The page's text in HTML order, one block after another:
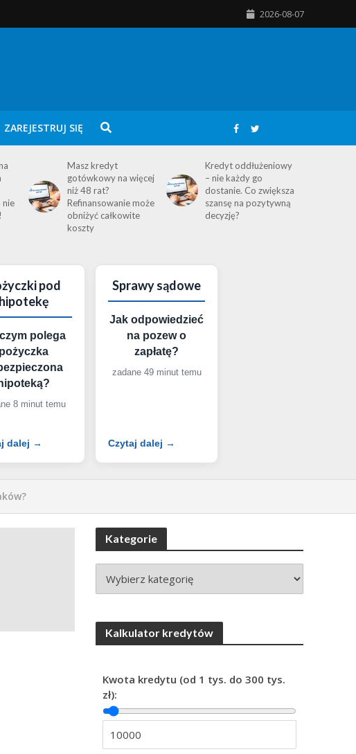
2026-08-07
ZAREJESTRUJ SIĘ
nie
Masz kredyt
gotówkowy na więcej
niż 48 rat?
Refinansowanie może
obniżyć całkowite
koszty
Kredyt oddłużeniowy
– nie każdy go
dostanie. Co zwiększa
szansę na pozytywną
decyzję?
pod
hipotekę
polega
pożyczka
hipoteką?
8 minut temu
dalej →
Sprawy sądowe
Jak odpowiedzieć
na pozew o
zapłatę?
zadane 49 minut temu
Czytaj dalej →
Kategorie
Kalkulator kredytów
Kwota kredytu (od 1 tys. do 300 tys.
zł):